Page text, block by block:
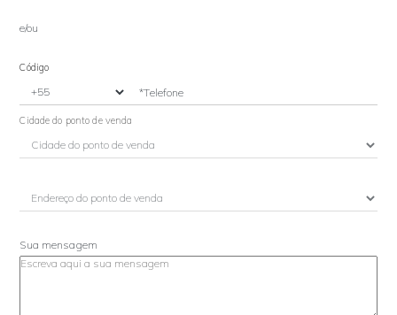
e/ou
Código
*Telefone
Cidade do ponto de venda
Sua mensagem